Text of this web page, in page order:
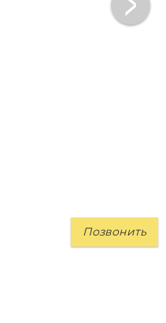
Позвонить